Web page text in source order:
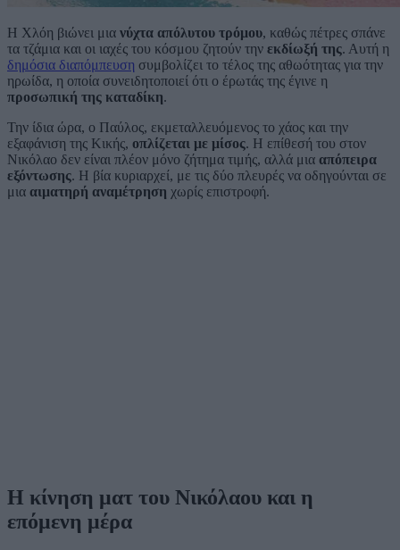
Η Χλόη βιώνει μια νύχτα απόλυτου τρόμου, καθώς πέτρες σπάνε
τα τζάμια και οι ιαχές του κόσμου ζητούν την εκδίωξή της. Αυτή η
δημόσια διαπόμπευση συμβολίζει το τέλος της αθωότητας για την
ηρωίδα, η οποία συνειδητοποιεί ότι ο έρωτάς της έγινε η
προσωπική της καταδίκη.
Την ίδια ώρα, ο Παύλος, εκμεταλλευόμενος το χάος και την
εξαφάνιση της Κικής, οπλίζεται με μίσος. Η επίθεσή του στον
Νικόλαο δεν είναι πλέον μόνο ζήτημα τιμής, αλλά μια απόπειρα
εξόντωσης. Η βία κυριαρχεί, με τις δύο πλευρές να οδηγούνται σε
μια αιματηρή αναμέτρηση χωρίς επιστροφή.
Η κίνηση ματ του Νικόλαου και η
επόμενη μέρα